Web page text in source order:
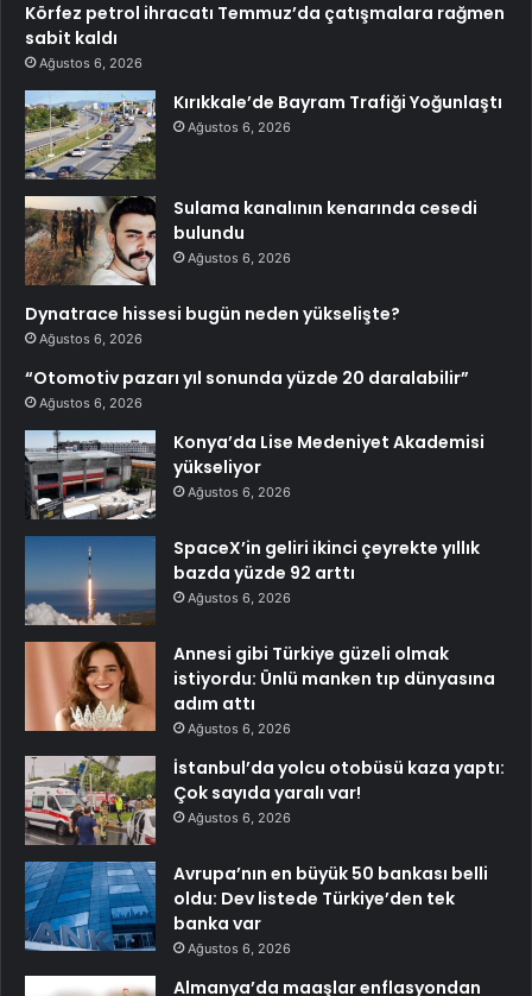
Körfez petrol ihracatı Temmuz’da çatışmalara rağmen
sabit kaldı
Ağustos 6, 2026
Kırıkkale’de Bayram Trafiği Yoğunlaştı
Ağustos 6, 2026
Sulama kanalının kenarında cesedi
bulundu
Ağustos 6, 2026
Dynatrace hissesi bugün neden yükselişte?
Ağustos 6, 2026
“Otomotiv pazarı yıl sonunda yüzde 20 daralabilir”
Ağustos 6, 2026
Konya’da Lise Medeniyet Akademisi
yükseliyor
Ağustos 6, 2026
SpaceX’in geliri ikinci çeyrekte yıllık
bazda yüzde 92 arttı
Ağustos 6, 2026
Annesi gibi Türkiye güzeli olmak
istiyordu: Ünlü manken tıp dünyasına
adım attı
Ağustos 6, 2026
İstanbul’da yolcu otobüsü kaza yaptı:
Çok sayıda yaralı var!
Ağustos 6, 2026
Avrupa’nın en büyük 50 bankası belli
oldu: Dev listede Türkiye’den tek
banka var
Ağustos 6, 2026
Almanya’da maaşlar enflasyondan